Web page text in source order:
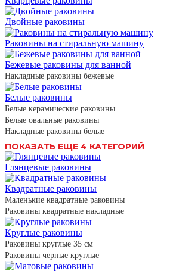
Двойные раковины
Раковины на стиральную машину
Бежевые раковины для ванной
Накладные раковины бежевые
Белые раковины
Белые керамические раковины
Белые овальные раковины
Накладные раковины белые
ПОКАЗАТЬ ЕЩЕ 4 КАТЕГОРИЙ
Глянцевые раковины
Квадратные раковины
Маленькие квадратные раковины
Раковины квадратные накладные
Круглые раковины
Раковины круглые 35 см
Раковины черные круглые